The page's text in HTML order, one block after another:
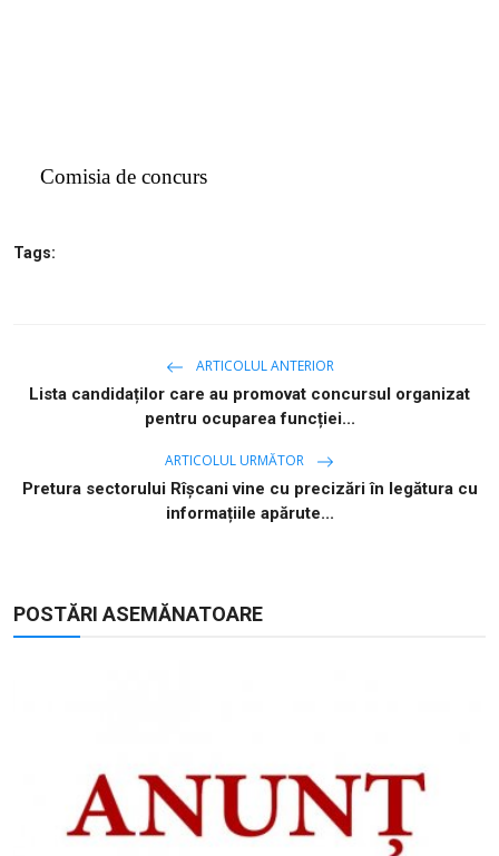
Comisia de concurs
Tags:
ARTICOLUL ANTERIOR
Lista candidaților care au promovat concursul organizat
pentru ocuparea funcției...
ARTICOLUL URMĂTOR
Pretura sectorului Rîșcani vine cu precizări în legătura cu
informațiile apărute...
POSTĂRI ASEMĂNATOARE